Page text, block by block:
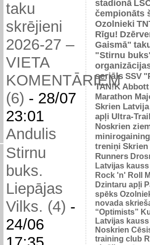
taku
skrējieni
2026-27 –
VIETA
KOMENTĀRIEM
(6) - 28/07
23:01
Andulis
Stirnu
buks.
Liepājas
Vilks. (4) -
24/06
stadionā
čempionāts
Ozolnieki
Rīgu!
Gaismā"
"Stirnu
seriāls SSV
TAN!K
Marathon
Skrien Latvija
apļi Ultra-
Noskrien
treniņi
Runners
Latvijas
Rock 'n' Roll
Dzintaru apļi
spēks
novada
“Optimists”
Latvijas
Noskrien
training club